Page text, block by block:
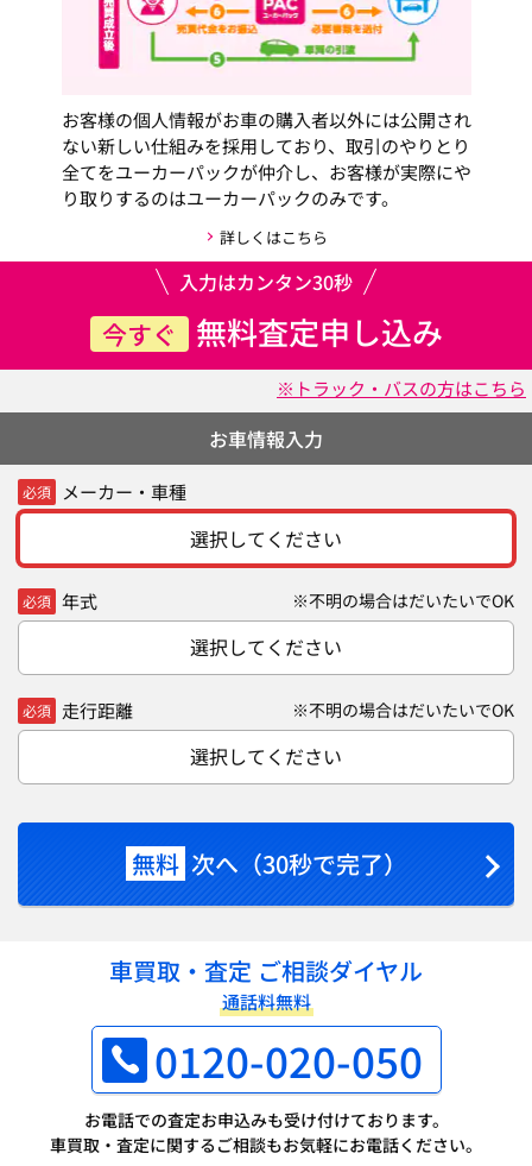
お客様の個人情報がお車の購入者以外には公開され
ない新しい仕組みを採用しており、取引のやりとり
全てをユーカーパックが仲介し、お客様が実際にや
り取りするのはユーカーパックのみです。
詳しくはこちら
入力はカンタン30秒
今すぐ 無料査定申し込み
※トラック・バスの方はこちら
お車情報入力
必須 メーカー・車種
選択してください
必須 年式 ※不明の場合はだいたいでOK
選択してください
必須 走行距離 ※不明の場合はだいたいでOK
選択してください
無料 次へ（30秒で完了）
車買取・査定 ご相談ダイヤル
通話料無料
0120-020-050
お電話での査定お申込みも受け付けております。
車買取・査定に関するご相談もお気軽にお電話ください。